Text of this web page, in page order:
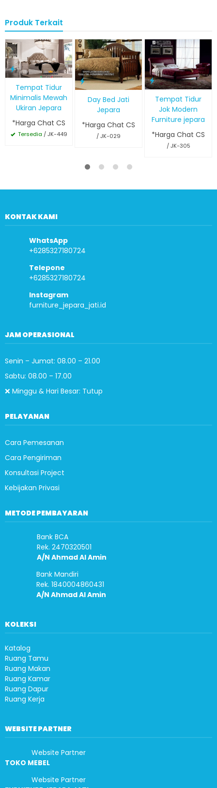
Produk Terkait
Tempat Tidur
Minimalis Mewah
Ukiran Jepara
*Harga Chat CS
Tersedia / JK-449
Day Bed Jati
Jepara
*Harga Chat CS
/ JK-029
Tempat Tidur
Jok Modern
Furniture jepara
*Harga Chat CS
/ JK-305
KONTAK KAMI
WhatsApp
+6285327180724
Telepone
+6285327180724
Instagram
furniture_jepara_jati.id
JAM OPERASIONAL
Senin – Jumat: 08.00 – 21.00
Sabtu: 08.00 – 17.00
❌ Minggu & Hari Besar: Tutup
PELAYANAN
Cara Pemesanan
Cara Pengiriman
Konsultasi Project
Kebijakan Privasi
METODE PEMBAYARAN
Bank BCA
Rek. 2470320501
A/N Ahmad Al Amin
Bank Mandiri
Rek. 1840004860431
A/N Ahmad Al Amin
KOLEKSI
Katalog
Ruang Tamu
Ruang Makan
Ruang Kamar
Ruang Dapur
Ruang Kerja
WEBSITE PARTNER
Website Partner
TOKO MEBEL
Website Partner